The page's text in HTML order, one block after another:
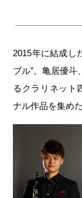
2015年に結成し
ブル”。亀居優
るクラリネット
ナル作品を集め